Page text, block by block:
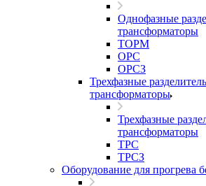
Однофазные
трансформаторы
ТОРМ
ОРС
ОРСЗ
Трехфазные
трансформаторы
Трехфазные
трансформаторы
ТРС
ТРСЗ
Оборудование для прогрева